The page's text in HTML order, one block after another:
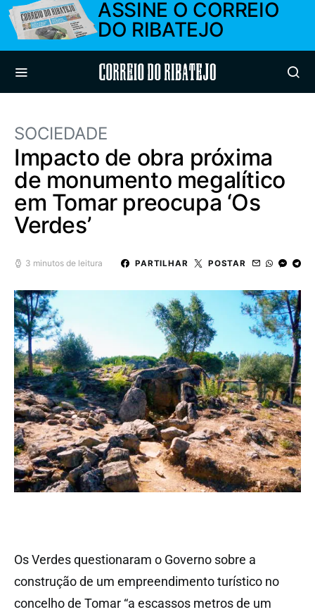
ASSINE O CORREIO
DO RIBATEJO
Correio do Ribatejo
SOCIEDADE
Impacto de obra próxima
de monumento megalítico
em Tomar preocupa ‘Os
Verdes’
3 minutos de leitura PARTILHAR POSTAR
Os Verdes questionaram o Governo sobre a
construção de um empreendimento turístico no
concelho de Tomar “a escassos metros de um